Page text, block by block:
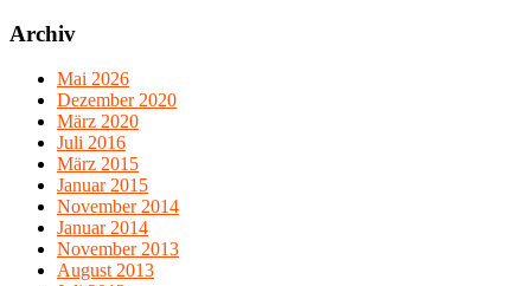
Archiv
Mai 2026
Dezember 2020
März 2020
Juli 2016
März 2015
Januar 2015
November 2014
Januar 2014
November 2013
August 2013